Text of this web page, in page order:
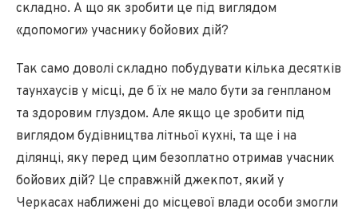
складно. А що як зробити це під виглядом
«допомоги» учаснику бойових дій?
Так само доволі складно побудувати кілька десятків
таунхаусів у місці, де б їх не мало бути за генпланом
та здоровим глуздом. Але якщо це зробити під
виглядом будівництва літньої кухні, та ще і на
ділянці, яку перед цим безоплатно отримав учасник
бойових дій? Це справжній джекпот, який у
Черкасах наближені до місцевої влади особи змогли